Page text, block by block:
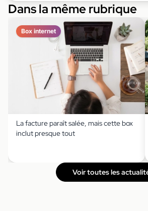
Dans la même rubrique
Box internet
La facture paraît salée, mais cette box
inclut presque tout
Voir toutes les